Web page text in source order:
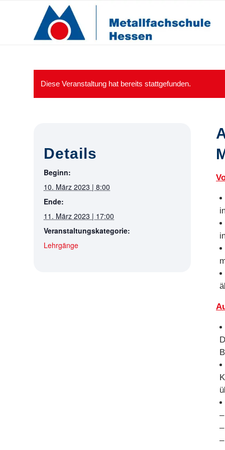
Diese Veranstaltung hat bereits stattgefunden.
Details
Beginn:
10. März 2023 | 8:00
Ende:
11. März 2023 | 17:00
Veranstaltungskategorie:
Lehrgänge